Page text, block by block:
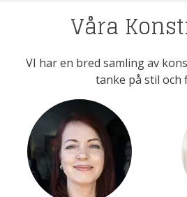
Våra
VI har en bred samling av
tanke på stil och